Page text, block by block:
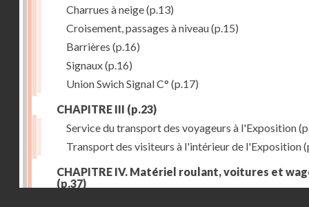
Charrues à neige(p.13)
Croisement, passages à niveau(p.15)
Barrières (p.16)
Signaux(p.16)
Union Swich Signal C° (p.17)
CHAPITRE III (p.23)
Service du transport des voyageurs à l'Exposition
Transport des visiteurs à l'intérieur de l'Exposition
CHAPITRE IV. Matériel roulant, voitures et
(p.37)